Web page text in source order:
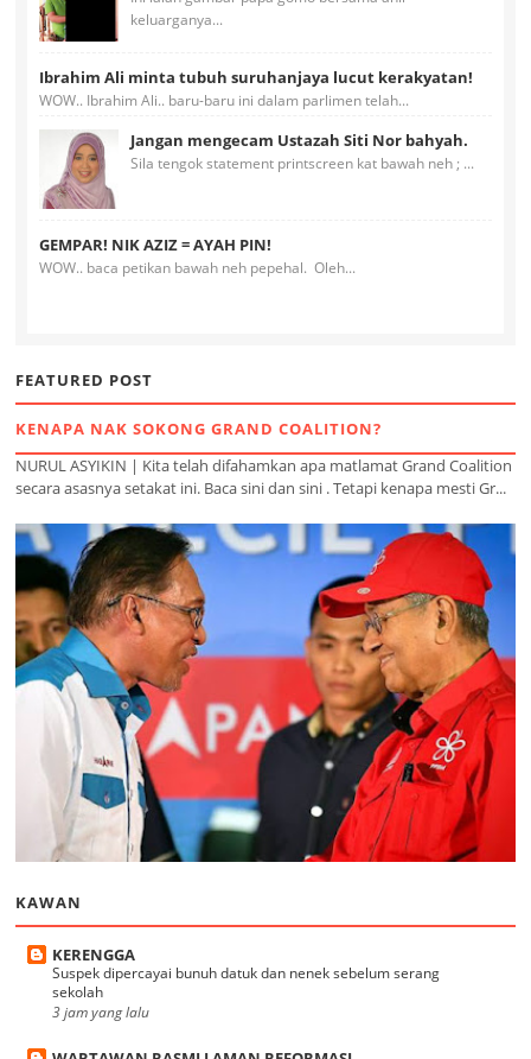
keluarganya...
Ibrahim Ali minta tubuh suruhanjaya lucut kerakyatan!
WOW.. Ibrahim Ali.. baru-baru ini dalam parlimen telah...
Jangan mengecam Ustazah Siti Nor bahyah.
Sila tengok statement printscreen kat bawah neh ; ...
GEMPAR! NIK AZIZ = AYAH PIN!
WOW.. baca petikan bawah neh pepehal. Oleh...
FEATURED POST
KENAPA NAK SOKONG GRAND COALITION?
NURUL ASYIKIN | Kita telah difahamkan apa matlamat Grand Coalition
secara asasnya setakat ini. Baca sini dan sini . Tetapi kenapa mesti Gr...
KAWAN
KERENGGA
Suspek dipercayai bunuh datuk dan nenek sebelum serang
sekolah
3 jam yang lalu